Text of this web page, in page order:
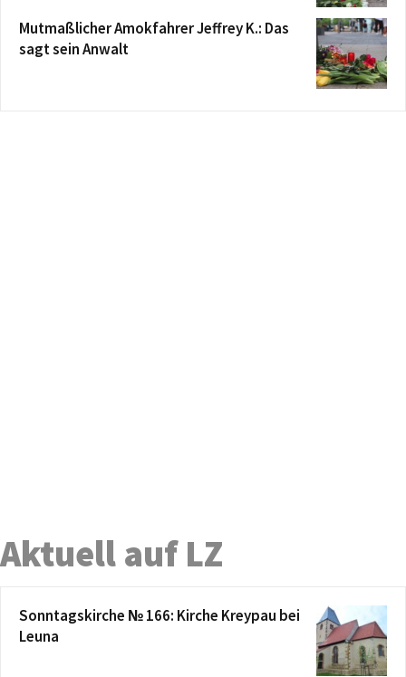
Mutmaßlicher Amokfahrer Jeffrey K.: Das
sagt sein Anwalt
Aktuell auf LZ
Sonntagskirche № 166: Kirche Kreypau bei
Leuna